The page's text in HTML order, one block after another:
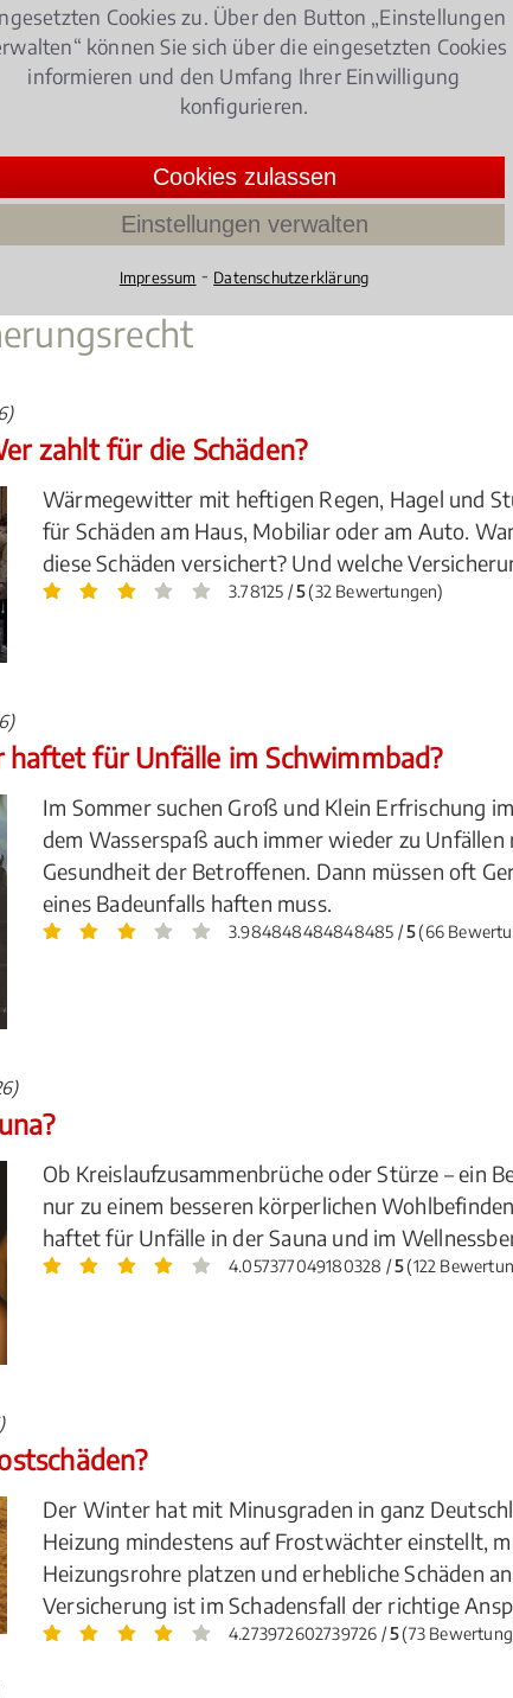
gänzlich übernimmt. Klar, dass da gerade bei
wird. Zur Wahrung und Durchsetzung Ihrer Rechte
ist, vertrauen Sie auf einen ausgewiesenen
Regel – zunächst - an einem Gericht vor Ort
zahlt für die Schäden?
Wärmegewitter mit heftigen Regen, Hagel und
für Schäden am Haus, Mobiliar oder am Auto.
diese Schäden versichert? Und welche
3.78125 /5(32 Bewertungen)
haftet für Unfälle im Schwimmbad?
Im Sommer suchen Groß und Klein Erfrischung
dem Wasserspaß auch immer wieder zu
Gesundheit der Betroffenen. Dann müssen oft
eines Badeunfalls haften muss.
3.984848484848485 /5(66
Ob Kreislaufzusammenbrüche oder Stürze – ein
nur zu einem besseren körperlichen
haftet für Unfälle in der Sauna und im
4.057377049180328 /5(122
Der Winter hat mit Minusgraden in ganz
Heizung mindestens auf Frostwächter einstellt,
Heizungsrohre platzen und erhebliche Schäden
Versicherung ist im Schadensfall der richtige
4.273972602739726 /5(73
Cookies zu. Über den Button „Einstellungen
können Sie sich über die eingesetzten Cookies
informieren und den Umfang Ihrer Einwilligung
konfigurieren.
Cookies zulassen
Einstellungen verwalten
Impressum ⁃ Datenschutzerklärung